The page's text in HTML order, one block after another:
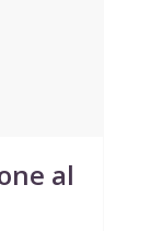
al